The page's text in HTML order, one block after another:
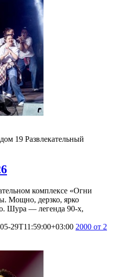
19 Развлекательный
комплексе «Огни
Мощно, дерзко, ярко
Шура — легенда 90-х,
29T11:59:00+03:00 2000 от 2